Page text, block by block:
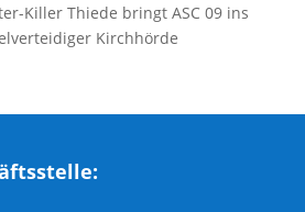
Killer Thiede bringt ASC 09 ins
Kirchhörde